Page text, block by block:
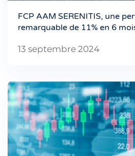
FCP AAM SERENITIS, une
remarquable de 11% en 6
13 septembre 2024